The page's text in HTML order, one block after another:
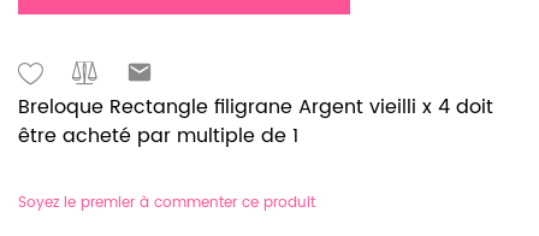
Breloque Rectangle filigrane Argent vieilli x 4 doit
être acheté par multiple de 1
Soyez le premier à commenter ce produit